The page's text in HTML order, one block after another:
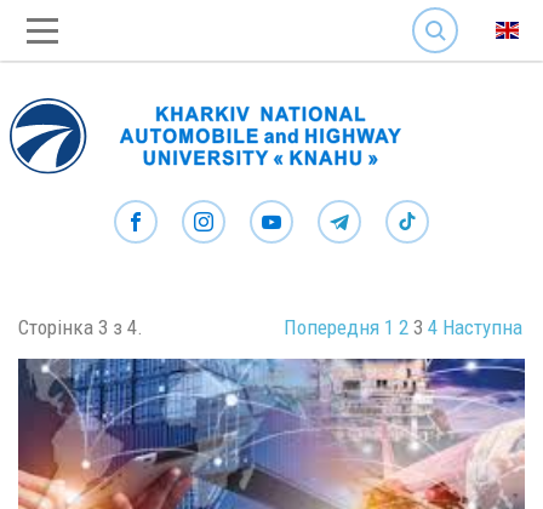
SEARCH
Сторінка 3 з 4. Попередня 1 2 3 4 Наступна